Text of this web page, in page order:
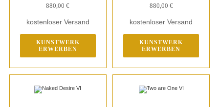
880,00€
kostenloser Versand
KUNSTWERK
ERWERBEN
880,00 €
kostenloser Versand
KUNSTWERK
ERWERBEN